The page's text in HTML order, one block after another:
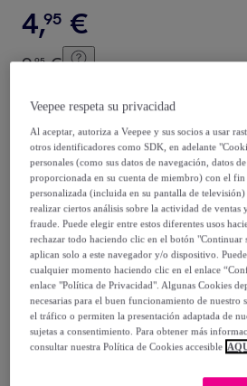
4,95 €
9,95 €
Vendido porCreaciones Euromoda
Entrega
Entrega desde2,95 €
Gratis desde 39,94 € de compra
Entrega: Entre el11/08y el14/08
Veepee respeta su privacidad
Al aceptar, autoriza a Veepee y sus socios a usar
otros identificadores como SDK, en adelante
personales (como sus datos de navegación, datos
proporcionada en su cuenta de miembro) con el
personalizada (incluida en su pantalla de
realizar ciertos análisis sobre la actividad de
fraude. Puede elegir entre estos diferentes usos
rechazar todo haciendo clic en el botón "Continuar
aplican solo a este navegador y/o dispositivo.
cualquier momento haciendo clic en el enlace
enlace "Política de Privacidad". Algunas Cookies
necesarias para el buen funcionamiento de nuestro
el tráfico o permiten la presentación adaptada de
sujetas a consentimiento. Para obtener más
consultar nuestra Política de Cookies accesible